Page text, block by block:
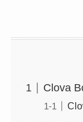
Clova